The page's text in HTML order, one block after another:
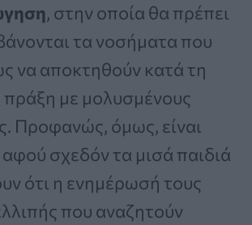
, στην οποία θα πρέπει
τα νοσήματα που
να αποκτηθούν κατά τη
πράξη με μολυσμένους
Προφανώς, όμως, είναι
σχεδόν τα μισά παιδιά
ότι η ενημέρωσή τους
που αναζητούν